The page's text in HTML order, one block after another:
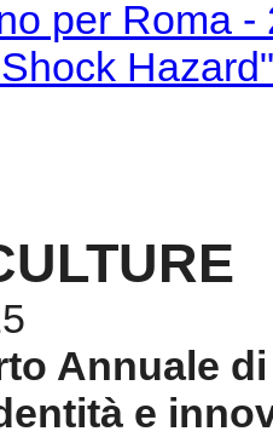
per Roma -
Hazard"
Annuale
e